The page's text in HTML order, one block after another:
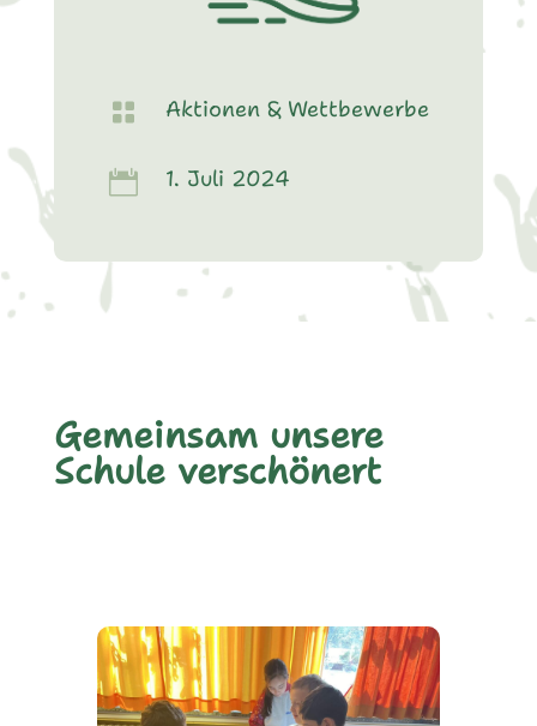
 Aktionen & Wettbewerbe
 1. Juli 2024
Gemeinsam unsere
Schule verschönert